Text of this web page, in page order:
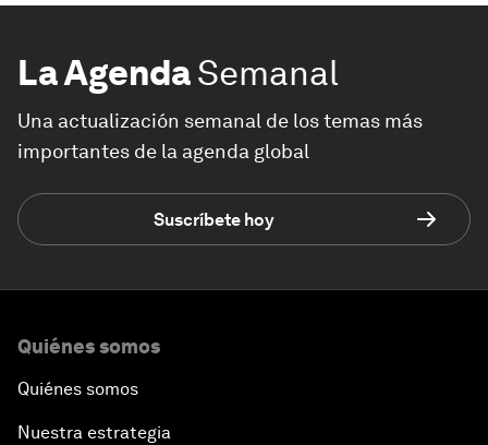
La AgendaSemanal
Una actualización semanal de los temas más
importantes de la agenda global
Suscríbete hoy
Quiénes somos
Quiénes somos
Nuestra estrategia